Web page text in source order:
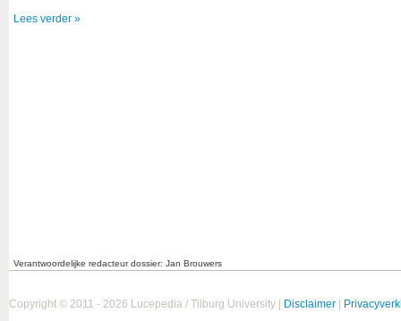
Verantwoordelijke redacteur dossier: Jan Brouwers
Lees verder »
Copyright © 2011 - 2026 Lucepedia / Tilburg University | Disclaimer